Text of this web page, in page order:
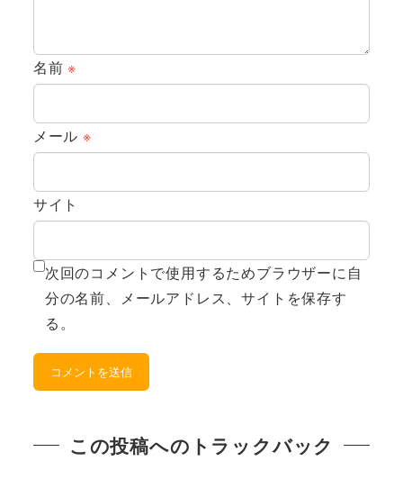
名前※
メール ※
サイト
次回のコメントで使用するためブラウザーに自
分の名前、メールアドレス、サイトを保存す
る。
この投稿へのトラックバック